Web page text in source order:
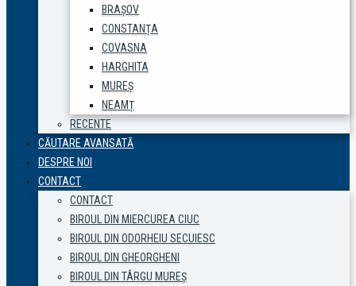
BRAȘOV
CONSTANȚA
COVASNA
HARGHITA
MUREȘ
NEAMȚ
RECENTE
CĂUTARE AVANSATĂ
DESPRE NOI
CONTACT
CONTACT
BIROUL DIN MIERCUREA CIUC
BIROUL DIN ODORHEIU SECUIESC
BIROUL DIN GHEORGHENI
BIROUL DIN TÂRGU MUREȘ